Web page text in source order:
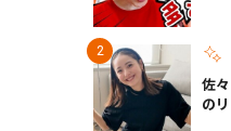
佐
の